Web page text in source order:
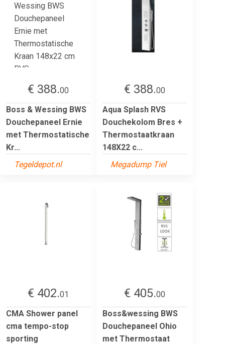
€ 388.00
Boss & Wessing BWS
Douchepaneel Ernie
met Thermostatische
Kr...
Tegeldepot.nl
€ 388.00
Aqua Splash RVS
Douchekolom Bres +
Thermostaatkraan
148X22 c...
Megadump Tiel
€ 402.01
CMA Shower panel
cma tempo-stop
sporting
€ 405.00
Boss&wessing BWS
Douchepaneel Ohio
met Thermostaat